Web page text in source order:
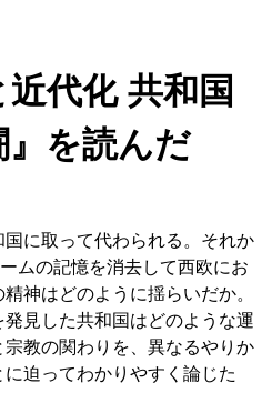
近代化 共和国
』を読んだ
に取って代わられる。それか
ムの記憶を消去して西欧にお
神はどのように揺らいだか。
見した共和国はどのような運
教の関わりを、異なるやりか
迫ってわかりやすく論じた